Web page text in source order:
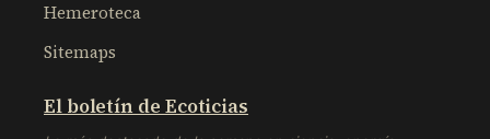
Hemeroteca
Sitemaps
El boletín de Ecoticias